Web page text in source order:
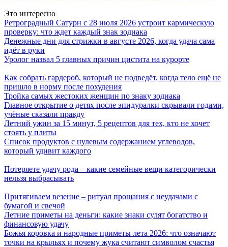
Это интересно
Ретроградный Сатурн с 28 июля 2026 устроит кармическую
проверку: что ждет каждый знак зодиака
Денежные дни для стрижки в августе 2026, когда удача сама
идёт в руки
Уролог назвал 5 главных причин цистита на курорте
Как собрать гардероб, который не подведёт, когда тело ещё не
пришло в норму после похудения
Тройка самых жестоких женщин по знаку зодиака
Главное открытие о детях после эпидуралки скрывали годами,
учёные сказали правду
Летний ужин за 15 минут, 5 рецептов для тех, кто не хочет
стоять у плиты
Список продуктов с нулевым содержанием углеводов,
который удивит каждого
Потеряете удачу рода – какие семейные вещи категорически
нельзя выбрасывать
Притягиваем везение – ритуал прощания с неудачами с
бумагой и свечой
Летние приметы на деньги: какие знаки сулят богатство и
финансовую удачу
Божья коровка и народные приметы лета 2026: что означают
точки на крыльях и почему жука считают символом счастья